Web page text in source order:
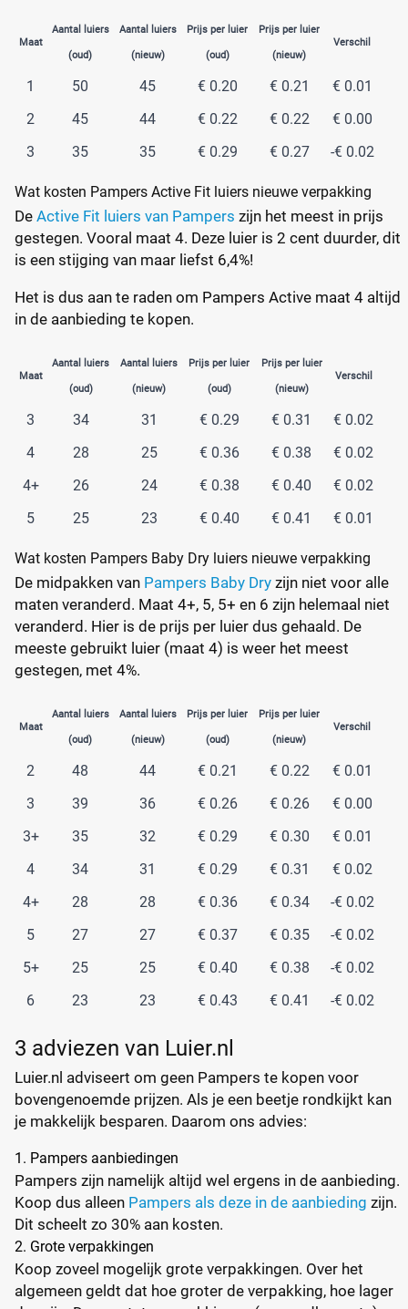
Maat
Aantal luiers
(oud)
Aantal luiers
(nieuw)
Prijs per luier
(oud)
Prijs per luier
(nieuw)
Verschil
1 50 45 € 0.20 € 0.21
€ 0.01
2
45 44 € 0.22 € 0.22
€ 0.00
3
35 35 € 0.29 € 0.27 -€ 0.02
Wat kosten Pampers Active Fit luiers nieuwe verpakking
De Active Fit luiers van Pampers zijn het meest in prijs
gestegen. Vooral maat 4. Deze luier is 2 cent duurder, dit
is een stijging van maar liefst 6,4%!
Het is dus aan te raden om Pampers Active maat 4 altijd
in de aanbieding te kopen.
Maat
Aantal luiers
(oud)
Aantal luiers
(nieuw)
Prijs per luier
(oud)
Prijs per luier
(nieuw)
Verschil
3 34 31 € 0.29 € 0.31
€ 0.02
4
28 25 € 0.36 € 0.38
€ 0.02
4+
26 24 € 0.38 € 0.40
€ 0.02
5
25 23 € 0.40 € 0.41 € 0.01
Wat kosten Pampers Baby Dry luiers nieuwe verpakking
De midpakken van Pampers Baby Dry zijn niet voor alle
maten veranderd. Maat 4+, 5, 5+ en 6 zijn helemaal niet
veranderd. Hier is de prijs per luier dus gehaald. De
meeste gebruikt luier (maat 4) is weer het meest
gestegen, met 4%.
Maat
Aantal luiers
(oud)
Aantal luiers
(nieuw)
Prijs per luier
(oud)
Prijs per luier
(nieuw)
Verschil
2 48 44 € 0.21 € 0.22
€ 0.01
3
39 36 € 0.26 € 0.26
€ 0.00
3+
35 32 € 0.29 € 0.30
€ 0.01
4
34 31 € 0.29 € 0.31
€ 0.02
4+
28 28 € 0.36 € 0.34
-€ 0.02
5
27 27 € 0.37 € 0.35
-€ 0.02
5+
25 25 € 0.40 € 0.38
-€ 0.02
6
23 23 € 0.43 € 0.41 -€ 0.02
3 adviezen van Luier.nl
Luier.nl adviseert om geen Pampers te kopen voor
bovengenoemde prijzen. Als je een beetje rondkijkt kan
je makkelijk besparen. Daarom ons advies:
1. Pampers aanbiedingen
Pampers zijn namelijk altijd wel ergens in de aanbieding.
Koop dus alleen Pampers als deze in de aanbieding zijn.
Dit scheelt zo 30% aan kosten.
2. Grote verpakkingen
Koop zoveel mogelijk grote verpakkingen. Over het
algemeen geldt dat hoe groter de verpakking, hoe lager